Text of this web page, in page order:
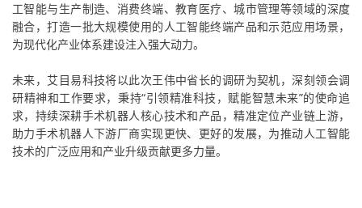
工智能与生产制造、消费终端、教育医疗、城市管理等领域的深度
融合，打造一批大规模使用的人工智能终端产品和示范应用场景，
为现代化产业体系建设注入强大动力。
未来，艾目易科技将以此次王伟中省长的调研为契机，深刻领会调
研精神和工作要求，秉持“引领精准科技，赋能智慧未来”的使命追
求，持续深耕手术机器人核心技术和产品，精准定位产业链上游，
助力手术机器人下游厂商实现更快、更好的发展，为推动人工智能
技术的广泛应用和产业升级贡献更多力量。